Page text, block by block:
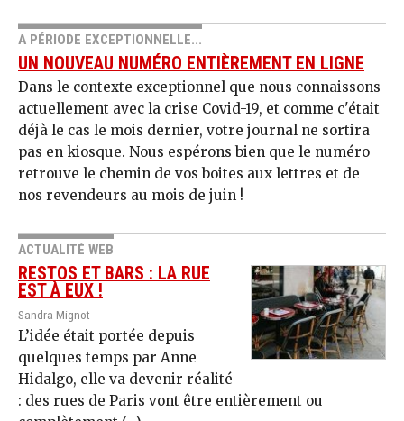
A PÉRIODE EXCEPTIONNELLE...
UN NOUVEAU NUMÉRO ENTIÈREMENT EN LIGNE
Dans le contexte exceptionnel que nous connaissons
actuellement avec la crise Covid-19, et comme c'était
déjà le cas le mois dernier, votre journal ne sortira
pas en kiosque. Nous espérons bien que le numéro
retrouve le chemin de vos boites aux lettres et de
nos revendeurs au mois de juin !
ACTUALITÉ WEB
RESTOS ET BARS : LA RUE
EST À EUX !
Sandra Mignot
L’idée était portée depuis
quelques temps par Anne
Hidalgo, elle va devenir réalité
: des rues de Paris vont être entièrement ou